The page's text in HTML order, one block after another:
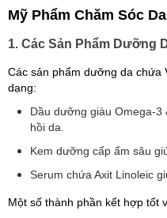
Mỹ Phẩm Chăm Sóc
1. Các Sản Phẩm Dưỡng
Các sản phẩm dưỡng da chứa
dạng:
Dầu dưỡng giàu Omega-3
hồi da.
Kem dưỡng cấp ẩm sâu
Serum chứa Axit Linoleic
Một số thành phần kết hợp tốt